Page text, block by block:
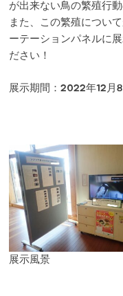
が出来ない鳥の繁殖行
また、この繁殖につい
ーテーションパネルに
ださい！
展示期間：2022年12月
展示風景